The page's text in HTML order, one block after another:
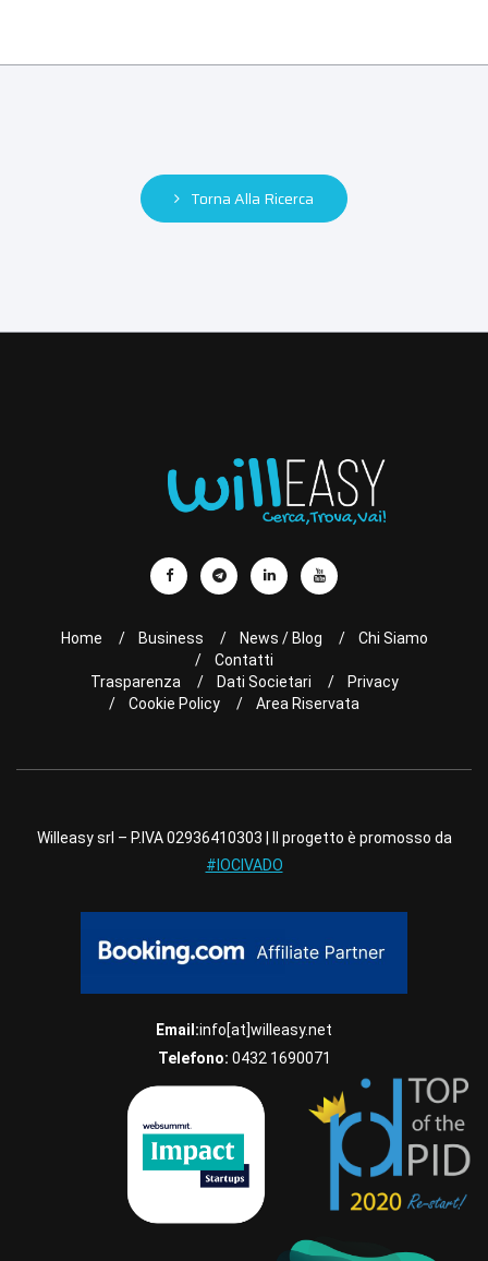
Torna Alla Ricerca
Home Business News / Blog
Chi Siamo
Contatti
Trasparenza
Dati Societari
Privacy
Cookie Policy
Area Riservata
Willeasy srl – P.IVA 02936410303 | Il progetto è promosso da
#IOCIVADO
Email:info[at]willeasy.net
Telefono: 0432 1690071